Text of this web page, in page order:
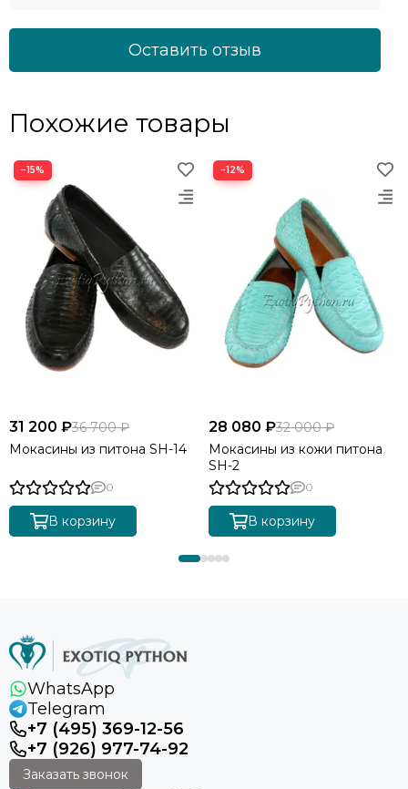
Оставить отзыв
Похожие товары
−15%
31 200 ₽36 700 ₽
Мокасины из питона SH-14
0
В корзину
−12%
28 080 ₽32 000 ₽
Мокасины из кожи питона
SH-2
0
В корзину
WhatsApp
Telegram
+7 (495) 369-12-56
+7 (926) 977-74-92
Заказать звонок